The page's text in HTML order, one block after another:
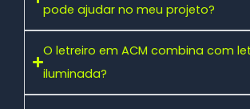
pode ajudar no meu projeto?
O letreiro em ACM combina com
iluminada?